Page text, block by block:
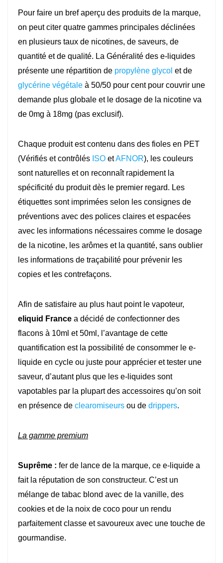
Pour faire un bref aperçu des produits de la marque,
on peut citer quatre gammes principales déclinées
en plusieurs taux de nicotines, de saveurs, de
quantité et de qualité. La Généralité des e-liquides
présente une répartition de propylène glycol et de
glycérine végétale à 50/50 pour cent pour couvrir une
demande plus globale et le dosage de la nicotine va
de 0mg à 18mg (pas exclusif).
Chaque produit est contenu dans des fioles en PET
(Vérifiés et contrôlés ISO etAFNOR), les couleurs
sont naturelles et on reconnaît rapidement la
spécificité du produit dès le premier regard. Les
étiquettes sont imprimées selon les consignes de
préventions avec des polices claires et espacées
avec les informations nécessaires comme le dosage
de la nicotine, les arômes et la quantité, sans oublier
les informations de traçabilité pour prévenir les
copies et les contrefaçons.
Afin de satisfaire au plus haut point le vapoteur,
eliquid France a décidé de confectionner des
flacons à 10ml et 50ml, l’avantage de cette
quantification est la possibilité de consommer le e-
liquide en cycle ou juste pour apprécier et tester une
saveur, d’autant plus que les e-liquides sont
vapotables par la plupart des accessoires qu’on soit
en présence de clearomiseurs ou de drippers.
La gamme premium
Suprême : fer de lance de la marque, ce e-liquide a
fait la réputation de son constructeur. C’est un
mélange de tabac blond avec de la vanille, des
cookies et de la noix de coco pour un rendu
parfaitement classe et savoureux avec une touche de
gourmandise.